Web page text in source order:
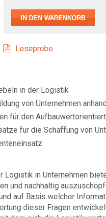
Leseprobe
in der Logistik
von Unternehmen
für den
für die Schaffung von
Logistik in Unternehmen
und nachhaltig
auf Basis welcher
dieser Fragen